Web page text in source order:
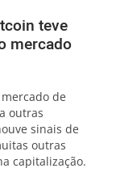
teve
mercado
de
outras
sinais de
outras
capitalização.